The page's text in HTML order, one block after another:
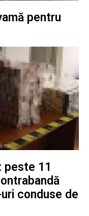
pentru
peste 11
conduse de